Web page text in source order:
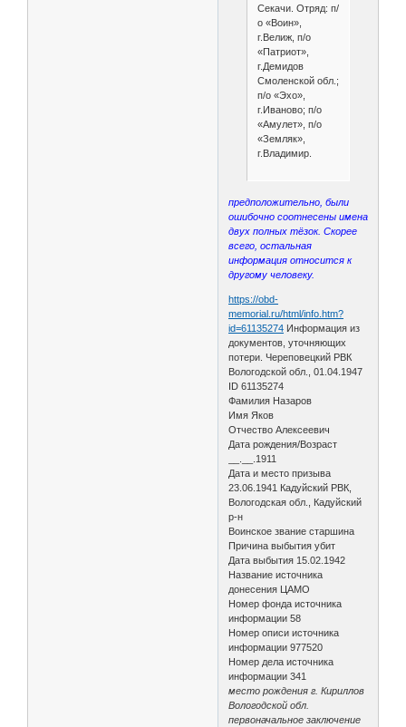
Секачи. Отряд: п/
о «Воин»,
г.Велиж, п/о
«Патриот»,
г.Демидов
Смоленской обл.;
п/о «Эхо»,
г.Иваново; п/о
«Амулет», п/о
«Земляк»,
г.Владимир.
предположительно, были
ошибочно соотнесены имена
двух полных тёзок. Скорее
всего, остальная
информация относится к
другому человеку.
https://obd-
memorial.ru/html/info.htm?
id=61135274 Информация из
документов, уточняющих
потери. Череповецкий РВК
Вологодской обл., 01.04.1947
ID 61135274
Фамилия Назаров
Имя Яков
Отчество Алексеевич
Дата рождения/Возраст
__.__.1911
Дата и место призыва
23.06.1941 Кадуйский РВК,
Вологодская обл., Кадуйский
р-н
Воинское звание старшина
Причина выбытия убит
Дата выбытия 15.02.1942
Название источника
донесения ЦАМО
Номер фонда источника
информации 58
Номер описи источника
информации 977520
Номер дела источника
информации 341
место рождения г. Кириллов
Вологодской обл.
первоначальное заключение